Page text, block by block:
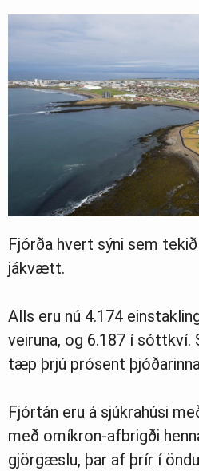
Fjórða hvert sýni sem
jákvætt.
Alls eru nú 4.174
veiruna, og 6.187 í sóttkví.
tæp þrjú prósent
Fjórtán eru á sjúkrahúsi
með omíkron-afbrigði
gjörgæslu, þar af þrír í